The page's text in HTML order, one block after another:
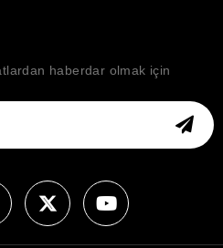
haberdar olmak için